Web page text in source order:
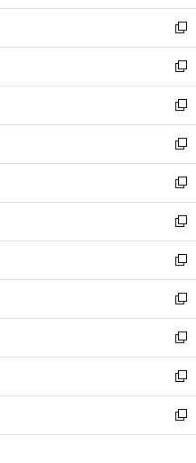
開
く
新
し
い
ウ
ィ
ン
ド
ウ
で
開
く
新
し
い
ウ
ィ
ン
ド
ウ
で
開
く
新
し
い
ウ
ィ
ン
ド
ウ
で
開
く
新
し
い
ウ
ィ
ン
ド
ウ
で
開
く
新
し
い
ウ
ィ
ン
ド
ウ
で
開
く
新
し
い
ウ
ィ
ン
ド
ウ
で
開
く
新
し
い
ウ
ィ
ン
ド
ウ
で
開
新
し
い
ウ
ィ
ン
ド
ウ
新
し
い
ウ
ィ
ン
新
し
い
ウ
新
し